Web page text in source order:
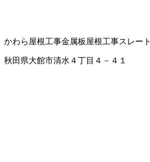
かわら屋根工事金属板屋根工事スレート
秋田県大館市清水４丁目４－４１